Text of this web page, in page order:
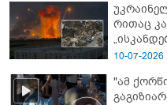
რითაც
10-07-2026
"ამ